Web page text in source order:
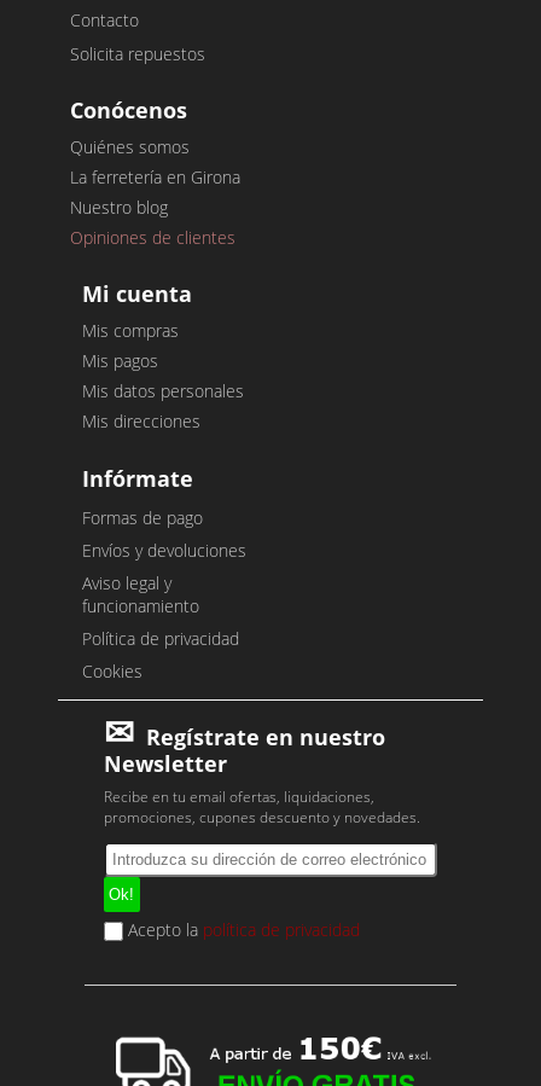
Contacto
Solicita repuestos
Conócenos
Quiénes somos
La ferretería en Girona
Nuestro blog
Opiniones de clientes
Mi cuenta
Mis compras
Mis pagos
Mis datos personales
Mis direcciones
Infórmate
Formas de pago
Envíos y devoluciones
Aviso legal y
funcionamiento
Política de privacidad
Cookies
Regístrate en nuestro
Newsletter
Recibe en tu email ofertas, liquidaciones,
promociones, cupones descuento y novedades.
Acepto la política de privacidad